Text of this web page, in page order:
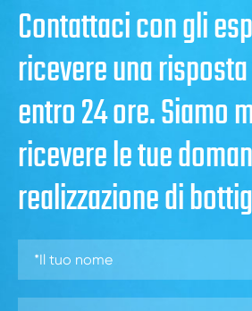
Contattaci con gli
ricevere una
entro 24 ore. Siamo
ricevere le tue
realizzazione di